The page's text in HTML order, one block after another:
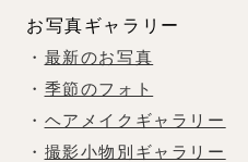
お写真ギャラリー
・ 最新のお写真
・ 季節のフォト
・ ヘアメイクギャラリー
・ 撮影小物別ギャラリー